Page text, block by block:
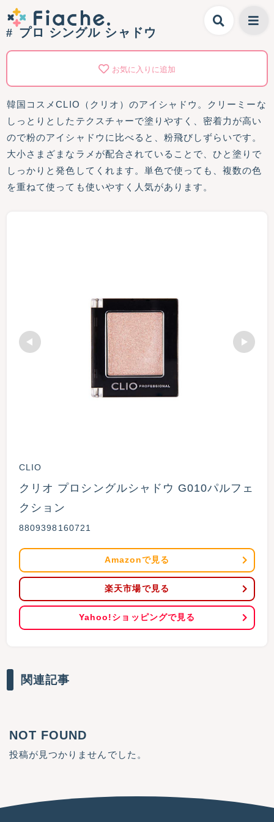
プロ シングル シャドウ
お気に入りに追加
韓国コスメCLIO（クリオ）のアイシャドウ。クリーミーな
しっとりとしたテクスチャーで塗りやすく、密着力が高い
ので粉のアイシャドウに比べると、粉飛びしずらいです。
大小さまざまなラメが配合されていることで、ひと塗りで
しっかりと発色してくれます。単色で使っても、複数の色
を重ねて使っても使いやすく人気があります。
CLIO
クリオ プロシングルシャドウ G010パルフェ
クション
8809398160721
Amazonで見る
楽天市場で見る
Yahoo!ショッピングで見る
関連記事
NOT FOUND
投稿が見つかりませんでした。